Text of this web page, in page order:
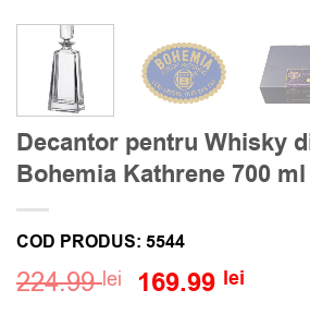
Decantor pentru Whisky
Bohemia Kathrene 700 ml
COD PRODUS: 5544
224.99lei Prețul
169.99 lei